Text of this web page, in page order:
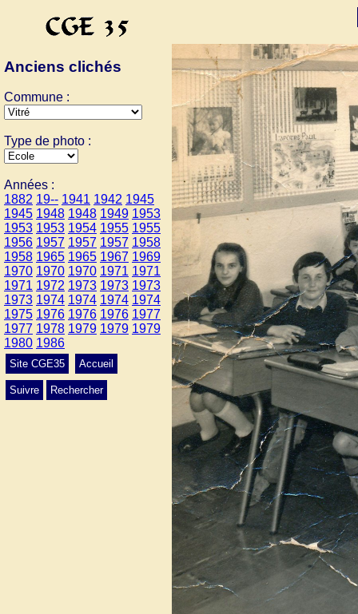
Anciens clichés
Commune :
Type de photo :
Années :
1882 19-- 1941 1942 1945
1945 1948 1948 1949 1953
1953 1953 1954 1955 1955
1956 1957 1957 1957 1958
1958 1965 1965 1967 1969
1970 1970 1970 1971 1971
1971 1972 1973 1973 1973
1973 1974 1974 1974 1974
1975 1976 1976 1976 1977
1977 1978 1979 1979 1979
1980 1986
Site CGE35 Accueil
Suivre Rechercher